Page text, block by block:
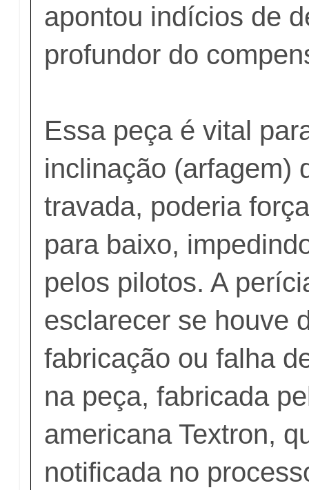
apontou indícios de
profundor do
Essa peça é vital
inclinação (arfagem)
travada, poderia
para baixo,
pelos pilotos. A
esclarecer se houve
fabricação ou falha
na peça, fabricada
americana Textron,
notificada no